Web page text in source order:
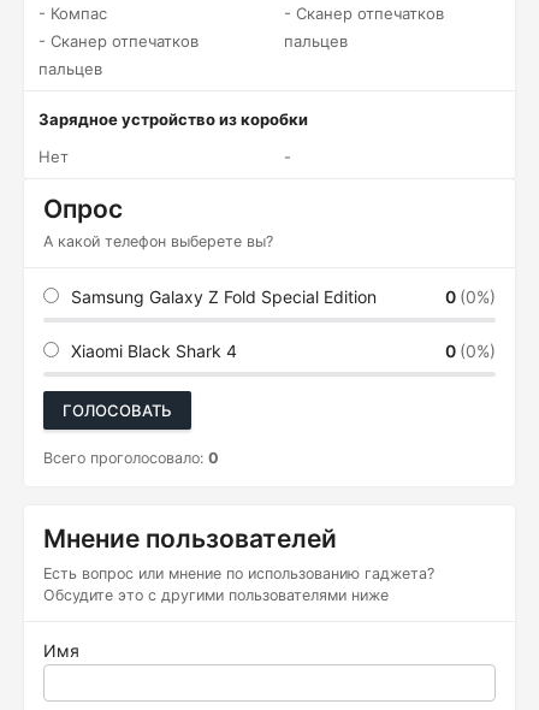
- Компас
- Сканер отпечатков
пальцев
- Сканер отпечатков
пальцев
Зарядное устройство из коробки
Нет
-
Опрос
А какой телефон выберете вы?
Samsung Galaxy Z Fold Special Edition 0 (0%)
Xiaomi Black Shark 4 0 (0%)
ГОЛОСОВАТЬ
Всего проголосовало: 0
Мнение пользователей
Есть вопрос или мнение по использованию гаджета?
Обсудите это с другими пользователями ниже
Имя